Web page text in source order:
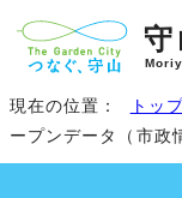
現在の位置： トッ
ープンデータ（市政